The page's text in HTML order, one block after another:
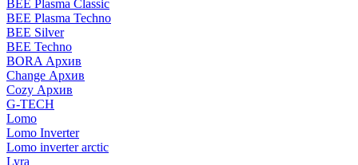
BEE Plasma Classic
BEE Plasma Techno
BEE Silver
BEE Techno
BORA Архив
Change Архив
Cozy Архив
G-TECH
Lomo
Lomo Inverter
Lomo inverter arctic
Lyra